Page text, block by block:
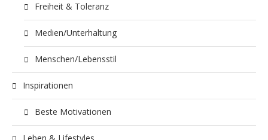
Freiheit & Toleranz
Medien/Unterhaltung
Menschen/Lebensstil
Inspirationen
Beste Motivationen